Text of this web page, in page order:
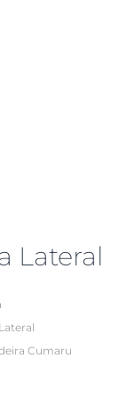
Lateral
Cumaru